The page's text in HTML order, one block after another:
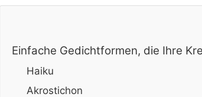
Einfache Gedichtformen, die Ihre
Haiku
Akrostichon